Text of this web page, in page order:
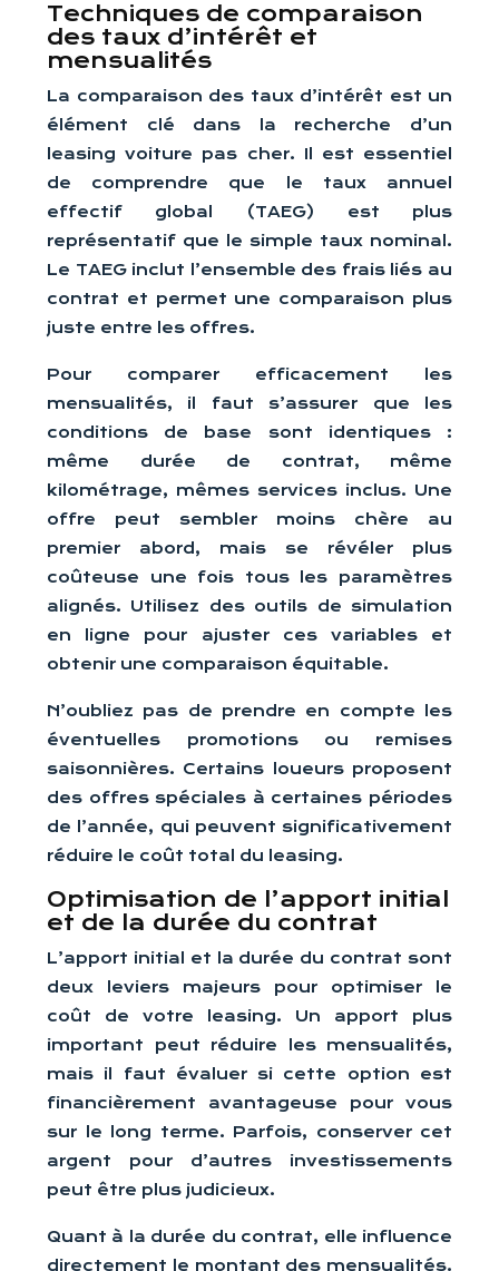
Techniques de comparaison
des taux d’intérêt et
mensualités
La comparaison des taux d’intérêt est un
élément clé dans la recherche d’un
leasing voiture pas cher. Il est essentiel
de comprendre que le taux annuel
effectif global (TAEG) est plus
représentatif que le simple taux nominal.
Le TAEG inclut l’ensemble des frais liés au
contrat et permet une comparaison plus
juste entre les offres.
Pour comparer efficacement les
mensualités, il faut s’assurer que les
conditions de base sont identiques :
même durée de contrat, même
kilométrage, mêmes services inclus. Une
offre peut sembler moins chère au
premier abord, mais se révéler plus
coûteuse une fois tous les paramètres
alignés. Utilisez des outils de simulation
en ligne pour ajuster ces variables et
obtenir une comparaison équitable.
N’oubliez pas de prendre en compte les
éventuelles promotions ou remises
saisonnières. Certains loueurs proposent
des offres spéciales à certaines périodes
de l’année, qui peuvent significativement
réduire le coût total du leasing.
Optimisation de l’apport initial
et de la durée du contrat
L’apport initial et la durée du contrat sont
deux leviers majeurs pour optimiser le
coût de votre leasing. Un apport plus
important peut réduire les mensualités,
mais il faut évaluer si cette option est
financièrement avantageuse pour vous
sur le long terme. Parfois, conserver cet
argent pour d’autres investissements
peut être plus judicieux.
Quant à la durée du contrat, elle influence
directement le montant des mensualités.